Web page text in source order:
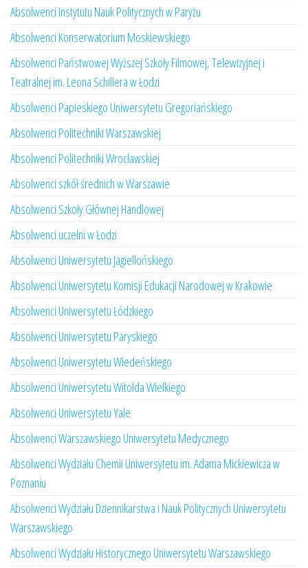
Absolwenci Instytutu Nauk Politycznych w Paryżu
Absolwenci Konserwatorium Moskiewskiego
Absolwenci Państwowej Wyższej Szkoły Filmowej, Telewizyjnej i
Teatralnej im. Leona Schillera w Łodzi
Absolwenci Papieskiego Uniwersytetu Gregoriańskiego
Absolwenci Politechniki Warszawskiej
Absolwenci Politechniki Wrocławskiej
Absolwenci szkół średnich w Warszawie
Absolwenci Szkoły Głównej Handlowej
Absolwenci uczelni w Łodzi
Absolwenci Uniwersytetu Jagiellońskiego
Absolwenci Uniwersytetu Komisji Edukacji Narodowej w Krakowie
Absolwenci Uniwersytetu Łódzkiego
Absolwenci Uniwersytetu Paryskiego
Absolwenci Uniwersytetu Wiedeńskiego
Absolwenci Uniwersytetu Witolda Wielkiego
Absolwenci Uniwersytetu Yale
Absolwenci Warszawskiego Uniwersytetu Medycznego
Absolwenci Wydziału Chemii Uniwersytetu im. Adama Mickiewicza w
Poznaniu
Absolwenci Wydziału Dziennikarstwa i Nauk Politycznych Uniwersytetu
Warszawskiego
Absolwenci Wydziału Historycznego Uniwersytetu Warszawskiego